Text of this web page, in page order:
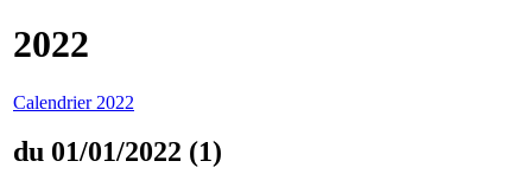
2022
Calendrier 2022
du 01/01/2022 (1)